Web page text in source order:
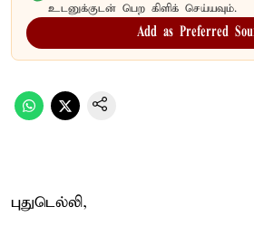
உடனுக்குடன் பெற கிளிக் செய்யவும்.
Add as Preferred
புதுடெல்லி,